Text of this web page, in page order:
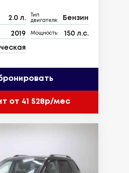
2.0 л.
Тип
двигателя:
Бензин
2019 Мощность: 150 л.с.
от 41 528р/мес